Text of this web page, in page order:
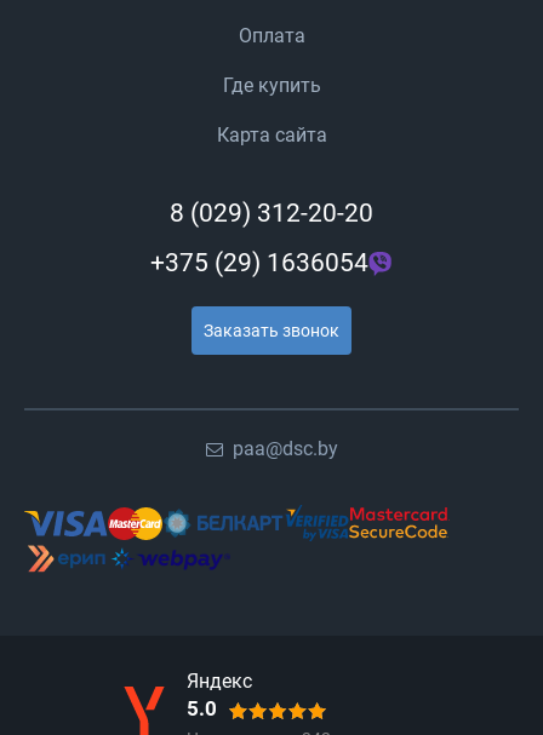
Оплата
Где купить
Карта сайта
8 (029) 312-20-20
+375 (29) 1636054
Заказать звонок
paa@dsc.by
Яндекс
5.0